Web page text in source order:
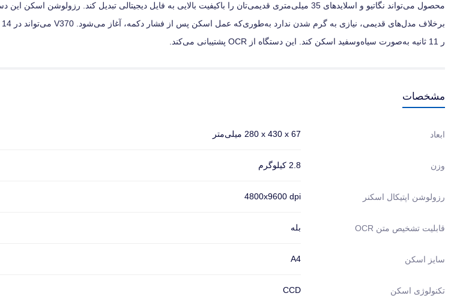
ر 11 ثانیه به‌صورت سیاه‌وسفید اسکن کند. این دستگاه از OCR پشتیبانی می‌کند.
مشخصات
ابعاد 280‎ x 430 x 67 میلی‌متر
وزن 2.8 کیلوگرم
رزولوشن اپتیکال اسکنر 4800x9600 dpi
قابلیت تشخیص متن OCR بله
سایز اسکن A4
تکنولوژی اسکن CCD